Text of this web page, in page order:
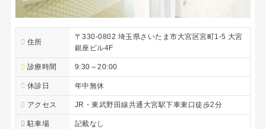
住所
〒330-0802 埼玉県さいたま市大宮区宮町1-5 大宮
銀座ビル4F
診療時間 9:30～20:00
休診日 年中無休
アクセス JR・東武野田線共通大宮駅下車東口徒歩2分
駐車場 記載なし